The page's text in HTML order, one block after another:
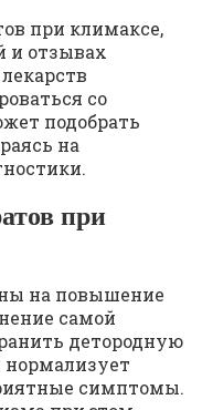
при климаксе,
и отзывах
со
подобрать
на
при
на повышение
самой
детородную
симптомы.